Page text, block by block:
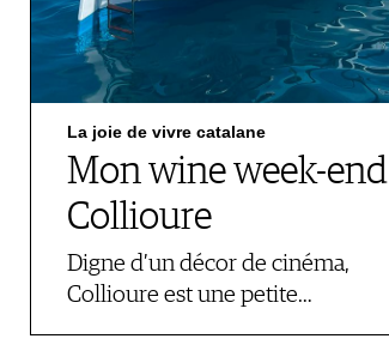
La joie de vivre catalane
Mon wine week-end
Collioure
Digne d’un décor de cinéma,
Collioure est une petite…